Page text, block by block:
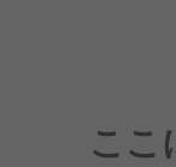
・誰よりも『
・誰よりも『
と声を大にし
います。ここ